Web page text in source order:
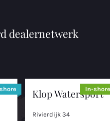
dealernetwerk
Klop Watersport
Rivierdijk 34
In-